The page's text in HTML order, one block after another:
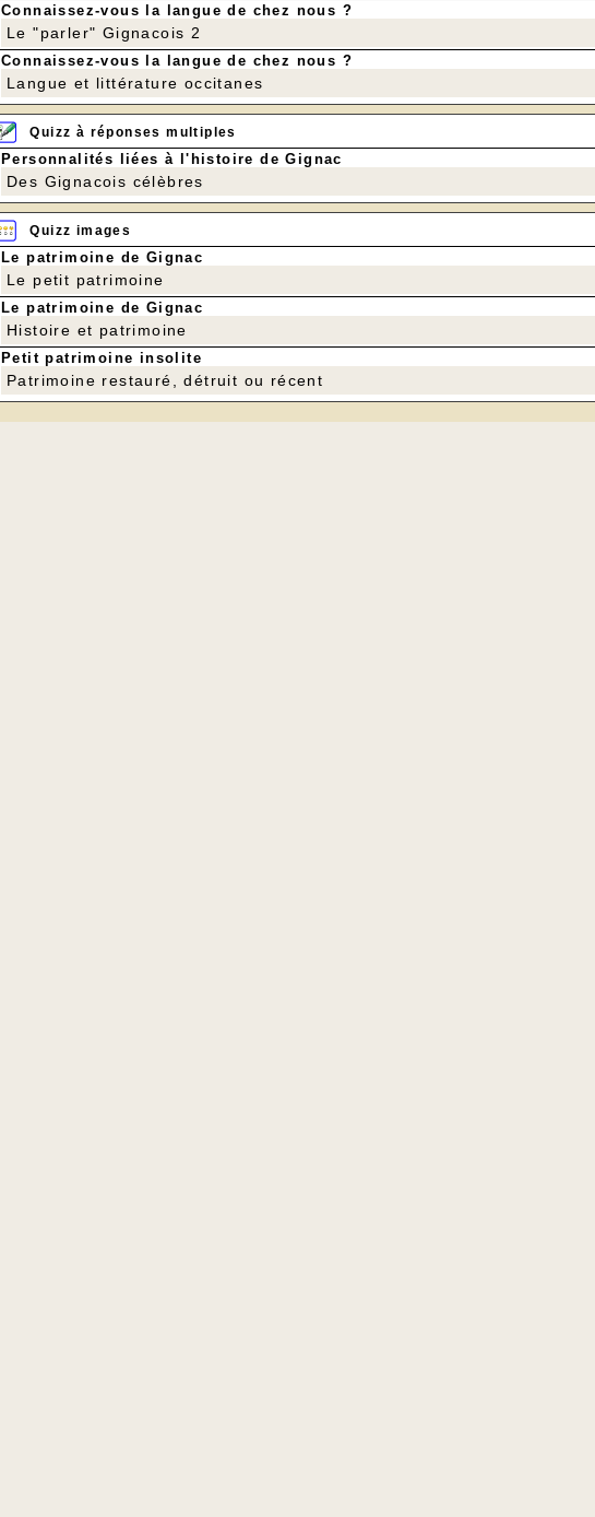
Connaissez-vous la langue de chez nous ?
Le "parler" Gignacois 2
Connaissez-vous la langue de chez nous ?
Langue et littérature occitanes
Quizz à réponses multiples
Personnalités liées à l'histoire de Gignac
Des Gignacois célèbres
Quizz images
Le patrimoine de Gignac
Le petit patrimoine
Le patrimoine de Gignac
Histoire et patrimoine
Petit patrimoine insolite
Patrimoine restauré, détruit ou récent